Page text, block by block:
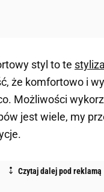
styl to te
że komfortowo i
Możliwości
jest wiele, my